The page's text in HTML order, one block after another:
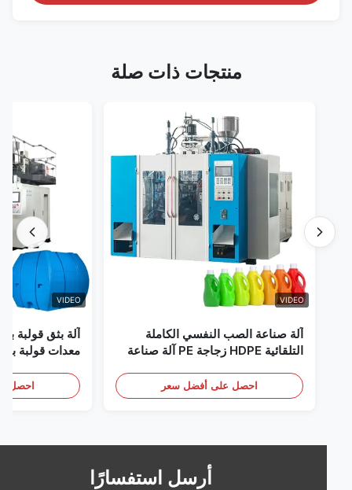
منتجات ذات صلة
VIDEO
آلة صناعة الصب النفسي الكاملة
التلقائية HDPE زجاجة PE آلة صناعة
احصل على أفضل سعر
VIDEO
آلة بثق قولبة
معدات قولبة بالنفخ
احصل على
أرسل استفسارًا